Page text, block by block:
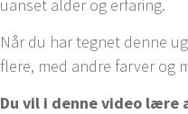
uanset alder og erfaring.
Når du har tegnet denne
flere, med andre farver og
Du vil i denne video lære